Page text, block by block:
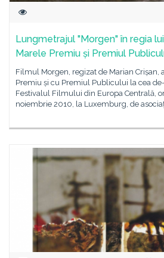
Lungmetrajul "Morgen" în regia
Marele Premiu și Premiul
Filmul Morgen, regizat de Marian Crișan,
Premiu și cu Premiul Publicului la cea
Festivalul Filmului din Europa Centrală,
noiembrie 2010, la Luxemburg, de